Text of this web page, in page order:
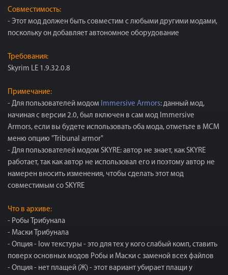
Совместимость:
- Этот мод должен быть совместим с любыми другими модами,
поскольку он добавляет автономное оборудование
Требования:
Skyrim LE 1.9.32.0.8
Примечание:
- Для пользователей модом Immersive Armors: данный мод,
начиная с версии 2.0, был включен в сам мод Immersive
Armors, если вы будете использовать оба мода, отметьте в МСМ
меню опцию "Tribunal armor"
- Для пользователей модом SKYRE: автор не знает, как SKYRE
работает, так как автор не использовал его и поэтому автор не
намерен вносить изменения, чтобы сделать этот мод
совместимым со SKYRE
Что в архиве:
- Робы Трибунала
- Маски Трибунала
- Опция - low текстуры - это для тех у кого слабый комп, ставить
поверх основных модов Робы и Маски с заменой всех файлов
- Опция - нет плащей (Ж) - этот вариант убирает плащи у